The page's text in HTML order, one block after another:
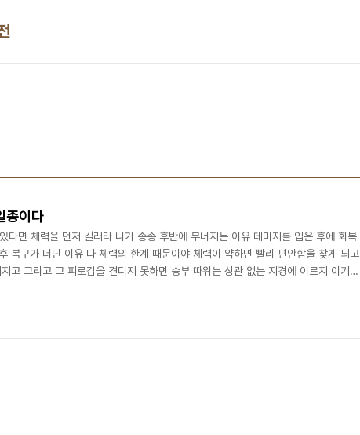
종이다
다면 체력을 먼저 길러라 니가 종종 후반에 무너지는 이유 데미지를 입은 후에 회복
복구가 더딘 이유 다 체력의 한계 때문이야 체력이 약하면 빨리 편안함을 찾게 되고
고 그리고 그 피로감을 견디지 못하면 승부 따위는 상관 없는 지경에 이르지 이기고
라고 한다. 고등학교 때까지 영육이원론 교육을 잘못 받아서 몰랐던 사실이다. 바둑도